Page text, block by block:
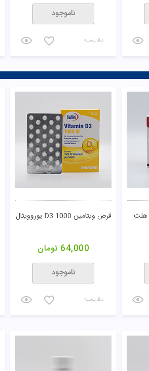
ناموجود
مقایسـه
قرص ویتامین D3 1000 یوروویتال
64,000 تومان
ناموجود
مقایسـه